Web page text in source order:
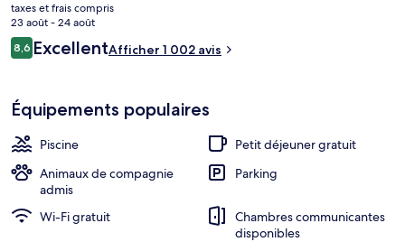
actuel
est
de
taxes et frais compris
23 août - 24 août
Avis
voyageurs
8,68,6 sur 10
ExcellentAfficher 1 002 avis
Équipements populaires
Piscine
Petit déjeuner gratuit
Animaux de compagnie
admis
Parking
Wi-Fi gratuit
Chambres communicantes
disponibles